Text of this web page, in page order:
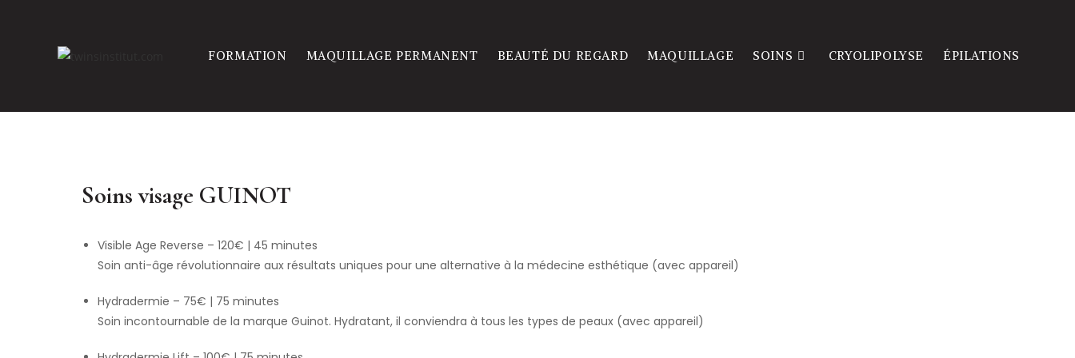
FORMATION MAQUILLAGE PERMANENT BEAUTÉ DU REGARD MAQUILLAGE SOINS CRYOLIPOLYSE ÉPILATIONS
Soins visage GUINOT
Visible Age Reverse – 120€ | 45 minutes
Soin anti-âge révolutionnaire aux résultats uniques pour une alternative à la médecine esthétique (avec appareil)
Hydradermie – 75€ | 75 minutes
Soin incontournable de la marque Guinot. Hydratant, il conviendra à tous les types de peaux (avec appareil)